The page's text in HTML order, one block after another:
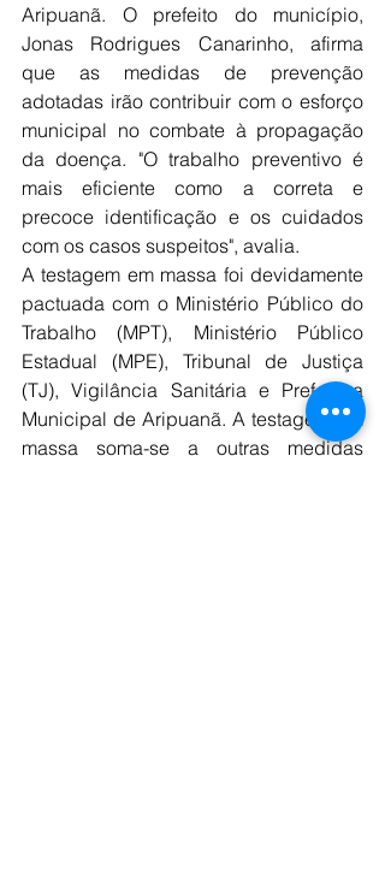
Aripuanã. O prefeito do município,
Jonas Rodrigues Canarinho, afirma
que as medidas de prevenção
adotadas irão contribuir com o esforço
municipal no combate à propagação
da doença. "O trabalho preventivo é
mais eficiente como a correta e
precoce identificação e os cuidados
com os casos suspeitos", avalia.
A testagem em massa foi devidamente
pactuada com o Ministério Público do
Trabalho (MPT), Ministério Público
Estadual (MPE), Tribunal de Justiça
(TJ), Vigilância Sanitária e Prefeitura
Municipal de Aripuanã. A testagem em
massa soma-se a outras medidas